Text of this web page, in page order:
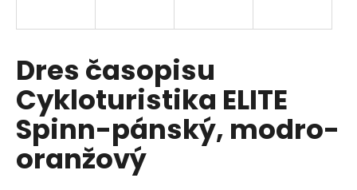
Dres časopisu
Cykloturistika ELITE
Spinn-pánský, modro-
oranžový
í
t
?